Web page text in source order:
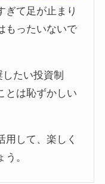
ぎて足が止まり
もったいないで
たい投資制
とは恥ずかしい
用して、楽しく
。